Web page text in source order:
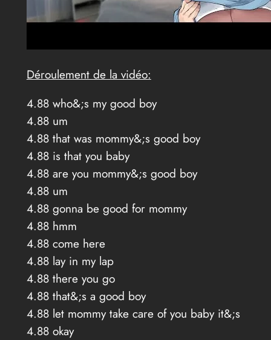
Déroulement de la vidéo:
4.88 who&;s my good boy
4.88 um
4.88 that was mommy&;s good boy
4.88 is that you baby
4.88 are you mommy&;s good boy
4.88 um
4.88 gonna be good for mommy
4.88 hmm
4.88 come here
4.88 lay in my lap
4.88 there you go
4.88 that&;s a good boy
4.88 let mommy take care of you baby it&;s
4.88 okay